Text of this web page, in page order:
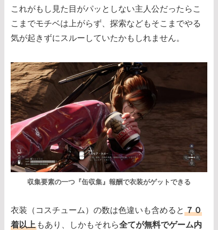
これがもし見た目がパッとしない主人公だったらこ
こまでモチベは上がらず、探索などもそこまでやる
気が起きずにスルーしていたかもしれません。
収集要素の一つ『缶収集』報酬で衣装がゲットできる
衣装（コスチューム）の数は色違いも含めると７０
着以上 もあり、しかもそれら全てが無料でゲーム内